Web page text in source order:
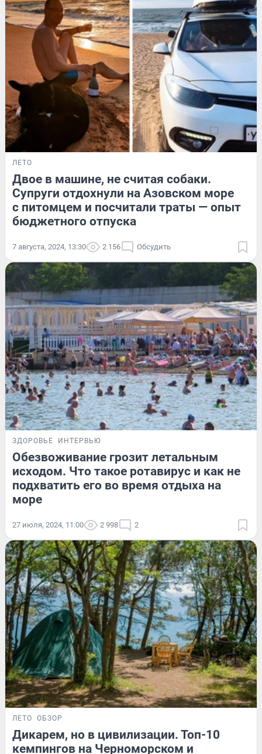
ЛЕТО
Двое в машине, не считая собаки.
Супруги отдохнули на Азовском море
с питомцем и посчитали траты — опыт
бюджетного отпуска
7 августа, 2024, 13:30 2 156 Обсудить
ЗДОРОВЬЕ ИНТЕРВЬЮ
Обезвоживание грозит летальным
исходом. Что такое ротавирус и как не
подхватить его во время отдыха на
море
27 июля, 2024, 11:00 2 998 2
ЛЕТО ОБЗОР
Дикарем, но в цивилизации. Топ-10
кемпингов на Черноморском и